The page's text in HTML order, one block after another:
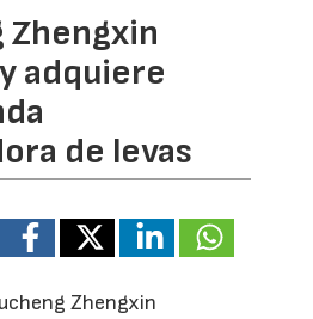
Zhengxin
adquiere
de levas
Zhengxin